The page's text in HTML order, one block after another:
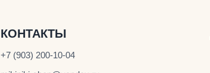
+7 (903) 200-10-04
КОНТАКТЫ